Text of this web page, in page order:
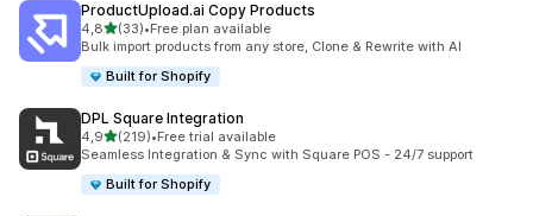
ProductUpload.ai Copy Products
4,8na 5 gwiazdek
(33)
Łączna liczba recenzji: 33
•Free plan available
Bulk import products from any store, Clone & Rewrite with AI
Built for Shopify
DPL Square Integration
4,9na 5 gwiazdek
(219)
Łączna liczba recenzji: 219
•Free trial available
Seamless Integration & Sync with Square POS - 24/7 support
Built for Shopify